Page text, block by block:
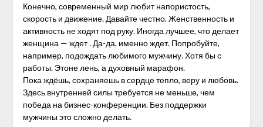
Конечно, современный мир любит напористость,
скорость и движение. Давайте честно. Женственность и
активность не ходят под руку. Иногда лучшее, что делает
женщина — ждет . Да-да, именно ждет. Попробуйте,
например, подождать любимого мужчину. Хотя бы с
работы. Этоне лень, а духовный марафон.
Пока ждёшь, сохраняешь в сердце тепло, веру и любовь.
Здесь внутренней силы требуется не меньше, чем
победа на бизнес-конференции. Без поддержки
мужчины это сложно делать.